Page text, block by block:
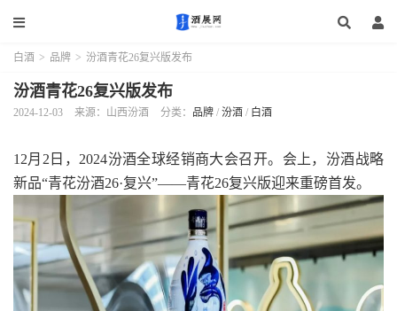
白酒 > 品牌 > 汾酒青花26复兴版发布
汾酒青花26复兴版发布
2024-12-03 来源：山西汾酒 分类： 品牌 / 汾酒 / 白酒
12月2日，2024汾酒全球经销商大会召开。会上，汾酒战略
新品“青花汾酒26·复兴”——青花26复兴版迎来重磅首发。